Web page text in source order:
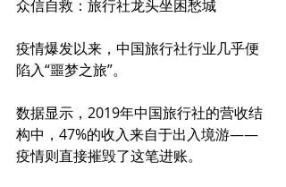
众信自救：旅行社龙头坐困愁城
疫情爆发以来，中国旅行社行业几乎便
陷入“噩梦之旅”。
数据显示，2019年中国旅行社的营收结
构中，47%的收入来自于出入境游——
疫情则直接摧毁了这笔进账。